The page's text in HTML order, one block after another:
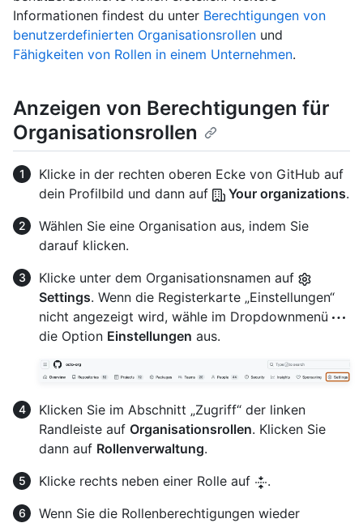
Informationen findest du unter Berechtigungen von
benutzerdefinierten Organisationsrollen und
Fähigkeiten von Rollen in einem Unternehmen.
Anzeigen von Berechtigungen für
Organisationsrollen
Klicke in der rechten oberen Ecke von GitHub auf
dein Profilbild und dann auf
Your organizations.
Wählen Sie eine Organisation aus, indem Sie
darauf klicken.
Klicke unter dem Organisationsnamen auf
Settings. Wenn die Registerkarte „Einstellungen“
nicht angezeigt wird, wähle im Dropdownmenü
die Option Einstellungen aus.
Klicken Sie im Abschnitt „Zugriff“ der linken
Randleiste auf Organisationsrollen. Klicken Sie
dann auf Rollenverwaltung.
Klicke rechts neben einer Rolle auf
.
Wenn Sie die Rollenberechtigungen wieder